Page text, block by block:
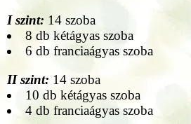
I szint: 14 szoba
8 db kétágyas szoba
6 db franciaágyas szoba
II szint: 14 szoba
10 db kétágyas szoba
4 db franciaágyas szoba